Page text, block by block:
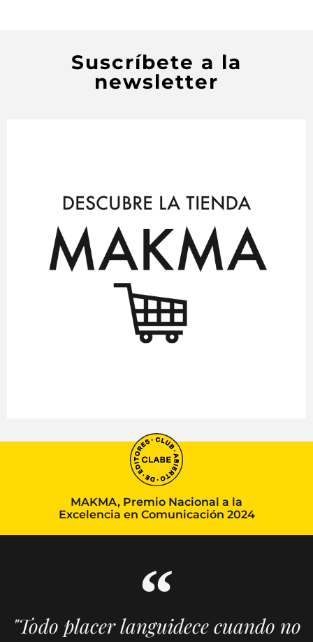
Suscríbete a la
newsletter
MAKMA, Premio Nacional a la
Excelencia en Comunicación 2024
"Todo placer languidece cuando no